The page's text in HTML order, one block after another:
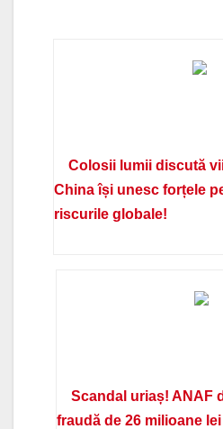
Colosii lumii discută
China își unesc forțele
riscurile globale!
Scandal uriaș! ANAF
fraudă de 26 milioane